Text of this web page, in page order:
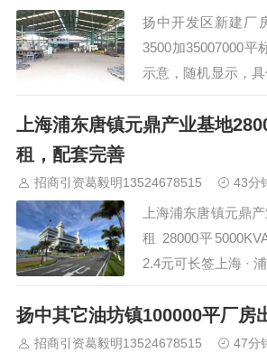
业位于金阳路主干
8公里…
扬中开发区新建厂
3500加35007000平
示意，随机显示，
欢迎预约考察 房源
信息 一楼…
上海浦东唐镇元鼎产业基地
租，配套完善
招商引资葛毅明13524678515 43分
上海浦东唐镇元鼎
租 28000平
2.4元可长签上海 ·
售选址 · 发布日期
区唐镇顾唐路1688
外招商，园区占地
扬中其它油坊镇100000平厂房
招商引资葛毅明13524678515 47分